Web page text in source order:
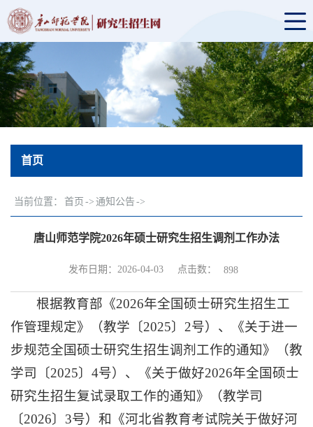
首页
当前位置： 首页 -> 通知公告 ->
唐山师范学院2026年硕士研究生招生调剂工作办法
发布日期：2026-04-03 点击数： 898
根据教育部《2026年全国硕士研究生招生工
作管理规定》（教学〔2025〕2号）、《关于进一
步规范全国硕士研究生招生调剂工作的通知》（教
学司〔2025〕4号）、《关于做好2026年全国硕士
研究生招生复试录取工作的通知》（教学司
〔2026〕3号）和《河北省教育考试院关于做好河